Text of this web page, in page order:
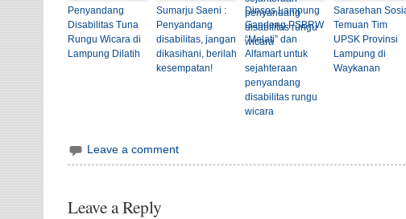
Penyandang
Disabilitas Tuna
Rungu Wicara di
Lampung Dilatih
Sumarju Saeni :
Penyandang
disabilitas, jangan
dikasihani, berilah
kesempatan!
Dinsos Lampung
Gandeng PSBRW
“Melati” dan
Alfamart untuk
sejahteraan
penyandang
disabilitas rungu
wicara
Sarasehan
Temuan Tim
UPSK Provinsi
Lampung di
Waykanan
Leave a comment
Leave a Reply